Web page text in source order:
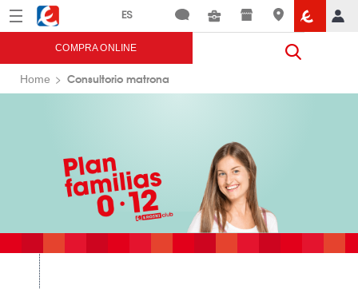
Menú Eroski
COMPRA ONLINE
Home Consultorio matrona